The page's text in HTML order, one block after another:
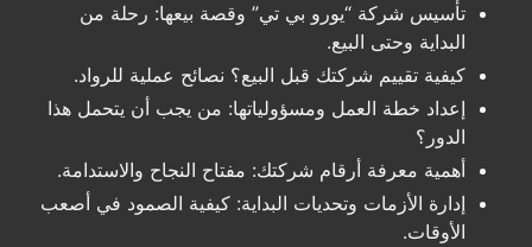
تأسيس شركة “يورو بي تي” وقصة بيعها: رحلة من
البداية وحتى البيع.
كيفية تقييم شركتك قبل البيع؟ نصائح عملية للرواد.
إعداد خطة العمل ومسؤولياتها: من يجب أن يتحمل هذا
الدور؟
أهمية معرفة أرقام شركتك: مفتاح النجاح والاستدامة.
إدارة الأزمات وتحديات البداية: كيفية الصمود في أصعب
الأوقات.